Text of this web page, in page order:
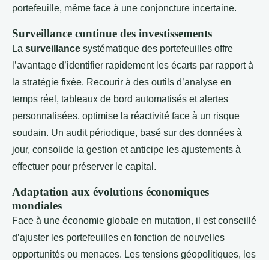
portefeuille, même face à une conjoncture incertaine.
Surveillance continue des investissements
La surveillance systématique des portefeuilles offre
l’avantage d’identifier rapidement les écarts par rapport à
la stratégie fixée. Recourir à des outils d’analyse en
temps réel, tableaux de bord automatisés et alertes
personnalisées, optimise la réactivité face à un risque
soudain. Un audit périodique, basé sur des données à
jour, consolide la gestion et anticipe les ajustements à
effectuer pour préserver le capital.
Adaptation aux évolutions économiques
mondiales
Face à une économie globale en mutation, il est conseillé
d’ajuster les portefeuilles en fonction de nouvelles
opportunités ou menaces. Les tensions géopolitiques, les